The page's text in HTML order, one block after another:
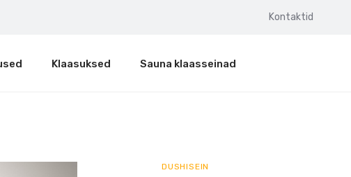
Kontaktid
Klaasuksed Sauna klaasseinad
DUSHISEIN